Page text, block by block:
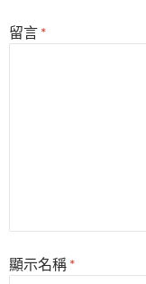
留言 *
顯示名稱 *